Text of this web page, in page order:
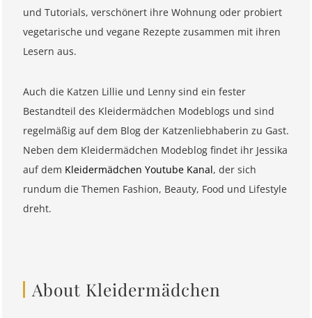
und Tutorials, verschönert ihre Wohnung oder probiert
vegetarische und vegane Rezepte zusammen mit ihren
Lesern aus.
Auch die Katzen Lillie und Lenny sind ein fester
Bestandteil des Kleidermädchen Modeblogs und sind
regelmäßig auf dem Blog der Katzenliebhaberin zu Gast.
Neben dem Kleidermädchen Modeblog findet ihr Jessika
auf dem Kleidermädchen Youtube Kanal, der sich
rundum die Themen Fashion, Beauty, Food und Lifestyle
dreht.
About Kleidermädchen